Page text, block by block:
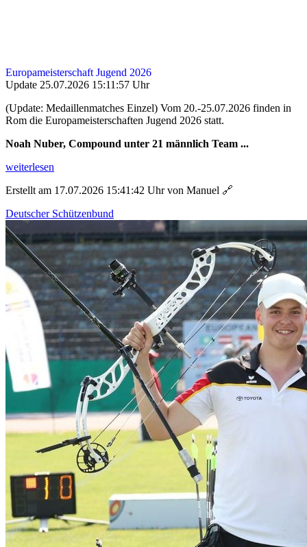
Europameisterschaft Jugend 2026
Update 25.07.2026 15:11:57 Uhr
(Update: Medaillenmatches Einzel) Vom 20.-25.07.2026 finden in
Rom die Europameisterschaften Jugend 2026 statt.
Noah Nuber, Compound unter 21 männlich Team ...
weiterlesen
Erstellt am 17.07.2026 15:41:42 Uhr von Manuel 🔗
Deutscher Schützenbund